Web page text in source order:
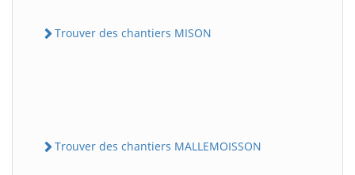
Trouver des chantiers MISON
Trouver des chantiers MALLEMOISSON